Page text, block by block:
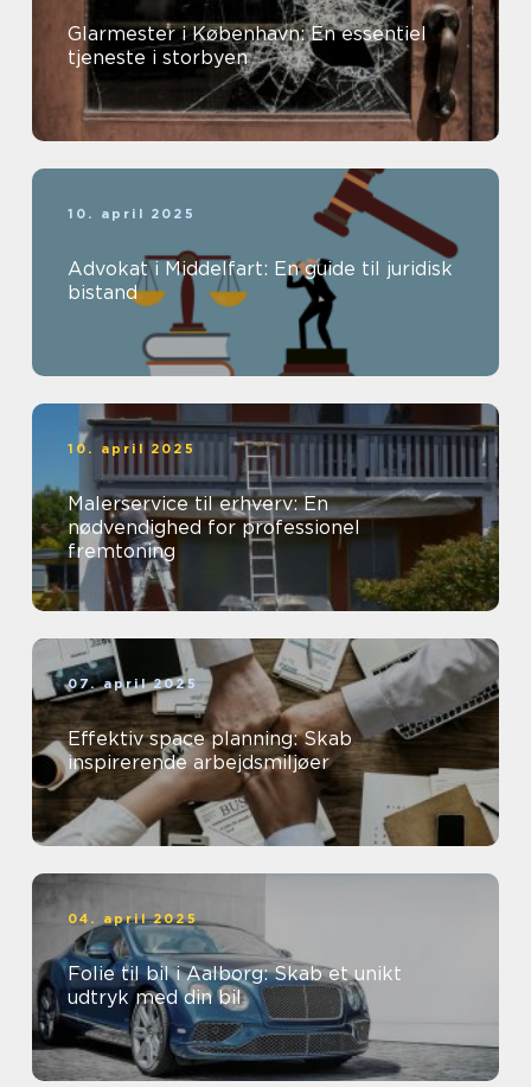
Glarmester i København: En essentiel
tjeneste i storbyen
10. april 2025
Advokat i Middelfart: En guide til juridisk
bistand
10. april 2025
Malerservice til erhverv: En
nødvendighed for professionel
fremtoning
07. april 2025
Effektiv space planning: Skab
inspirerende arbejdsmiljøer
04. april 2025
Folie til bil i Aalborg: Skab et unikt
udtryk med din bil